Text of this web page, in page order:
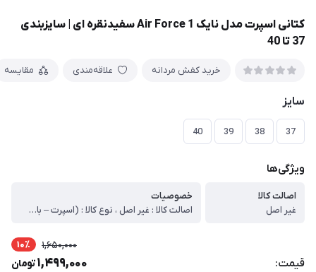
کتانی اسپرت مدل نایک Air Force 1 سفیدنقره ای | سایزبندی
37 تا 40
خرید کفش مردانه علاقه‌مندی مقایسه
سایز
37
38
39
40
ویژگی‌ها
اصالت کالا
غیر اصل
خصوصیات
اصالت کالا : غیر اصل ، نوع کالا : (اسپرت – باشگاه – پیاده روی – استفاده روز مره) ، مدل کالا : بندی ، جنس زیره : PU ، جنس رویه : چرم صنعتی ، نوع کفی : راحتی ، کشور تولید کننده : ایران ، وزن خالص کالا: 660گرم ، توضیحات اجمالی کالا : قالب کار استاندارد میباشد
قیمت:
1,650,000 10٪
1,499,000تومان